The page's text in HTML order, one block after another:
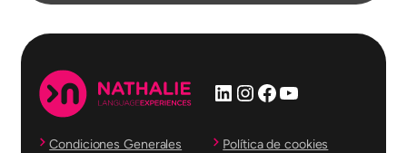
LinkedIn
Instagram
Facebook
YouTube
Condiciones Generales
Política de cookies